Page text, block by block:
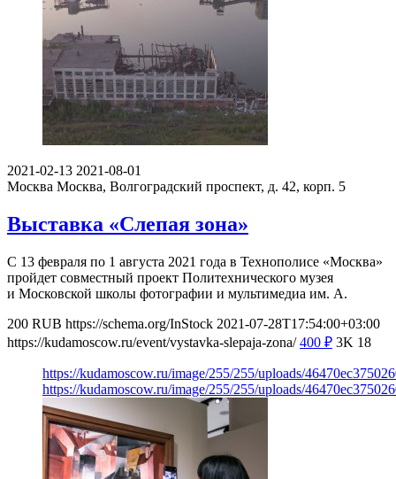
2021-02-13 2021-08-01
Москва Москва, Волгоградский проспект, д. 42, корп. 5
Выставка «Слепая зона»
С 13 февраля по 1 августа 2021 года в Технополисе «Москва»
пройдет совместный проект Политехнического музея
и Московской школы фотографии и мультимедиа им. А.
200 RUB https://schema.org/InStock 2021-07-28T17:54:00+03:00
https://kudamoscow.ru/event/vystavka-slepaja-zona/ 400 ₽ 3K 18
https://kudamoscow.ru/image/255/255/uploads/
https://kudamoscow.ru/image/255/255/uploads/